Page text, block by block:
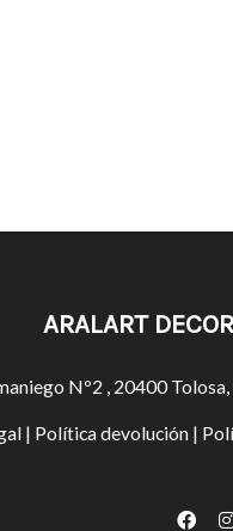
ARALART
Nº2 , 20400
| Política devolución|